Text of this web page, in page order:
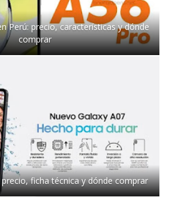
Perú: precio, características y dónde
comprar
precio, ficha técnica y dónde comprar